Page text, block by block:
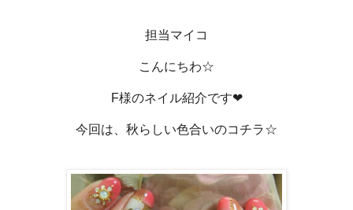
担当マイコ
こんにちわ☆
F様のネイル紹介です❤
今回は、秋らしい色合いのコチラ☆